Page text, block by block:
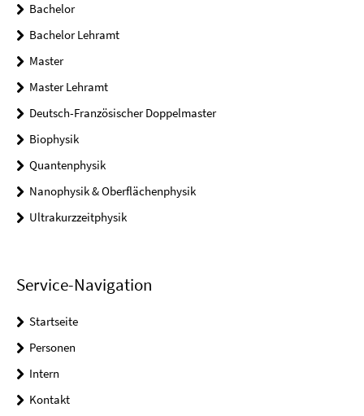
Bachelor
Bachelor Lehramt
Master
Master Lehramt
Deutsch-Französischer Doppelmaster
Biophysik
Quantenphysik
Nanophysik & Oberflächenphysik
Ultrakurzzeitphysik
Service-Navigation
Startseite
Personen
Intern
Kontakt